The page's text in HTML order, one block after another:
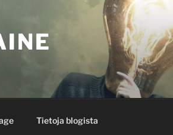
Tietoja blogista